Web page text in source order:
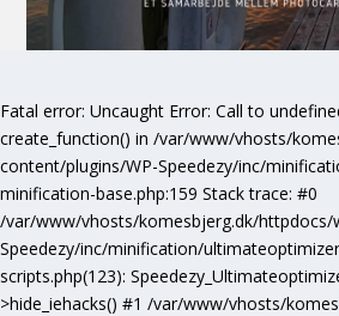
Fatal error: Uncaught Error: Call to
create_function() in /var/www/vhosts/
content/plugins/WP-Speedezy/inc/
minification-base.php:159 Stack trace: #0
/var/www/vhosts/komesbjerg.dk/httpdocs/
Speedezy/inc/minification/
scripts.php(123):
>hide_iehacks() #1 /var/www/vhosts/